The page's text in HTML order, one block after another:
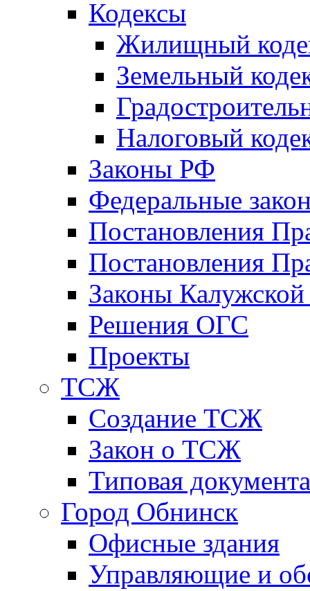
Кодексы
Жилищный
Земельный
Налоговый
Законы РФ
Федеральные
Постановления
Постановления
Законы Калужской
Решения ОГС
Проекты
ТСЖ
Создание ТСЖ
Закон о ТСЖ
Типовая
Город Обнинск
Офисные здания
Управляющие и